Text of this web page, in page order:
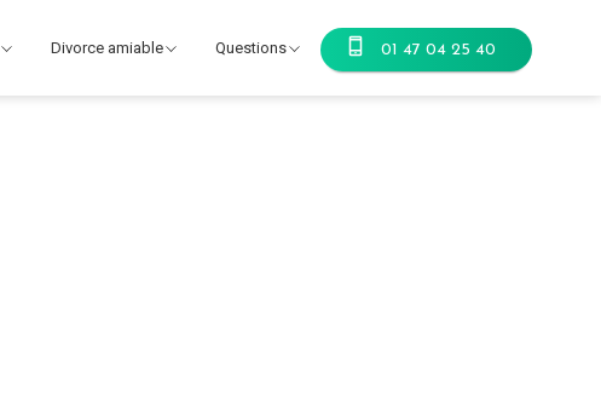
Divorce amiable Questions 01 47 04 25 40